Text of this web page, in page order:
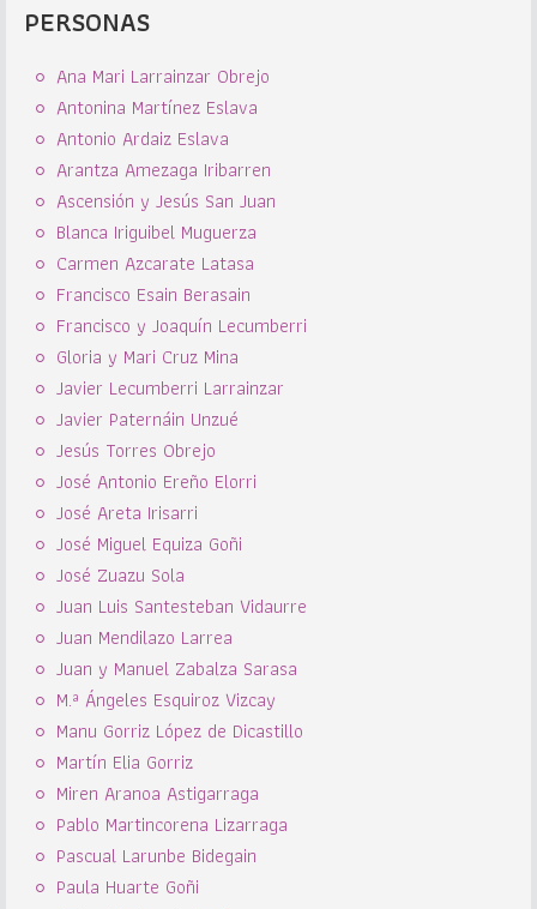
PERSONAS
Ana Mari Larrainzar Obrejo
Antonina Martínez Eslava
Antonio Ardaiz Eslava
Arantza Amezaga Iribarren
Ascensión y Jesús San Juan
Blanca Iriguibel Muguerza
Carmen Azcarate Latasa
Francisco Esain Berasain
Francisco y Joaquín Lecumberri
Gloria y Mari Cruz Mina
Javier Lecumberri Larrainzar
Javier Paternáin Unzué
Jesús Torres Obrejo
José Antonio Ereño Elorri
José Areta Irisarri
José Miguel Equiza Goñi
José Zuazu Sola
Juan Luis Santesteban Vidaurre
Juan Mendilazo Larrea
Juan y Manuel Zabalza Sarasa
M.ª Ángeles Esquiroz Vizcay
Manu Gorriz López de Dicastillo
Martín Elia Gorriz
Miren Aranoa Astigarraga
Pablo Martincorena Lizarraga
Pascual Larunbe Bidegain
Paula Huarte Goñi